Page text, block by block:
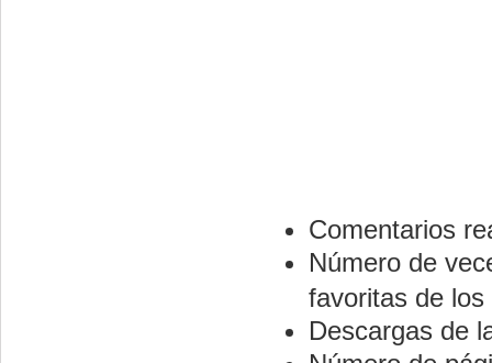
Comentarios
Número de
favoritas de
Descargas de